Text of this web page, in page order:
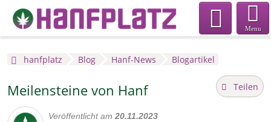
Menu
hanfplatz Blog Hanf-News Blogartikel
Teilen
Meilensteine von Hanf
Veröffentlicht am 20.11.2023